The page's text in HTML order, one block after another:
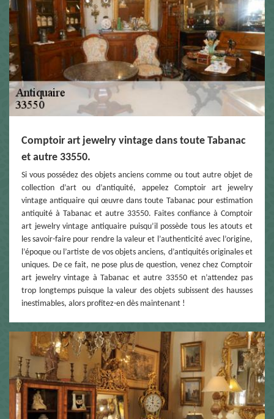
Comptoir art jewelry vintage dans toute Tabanac
et autre 33550.
Si vous possédez des objets anciens comme ou tout autre objet de
collection d’art ou d’antiquité, appelez Comptoir art jewelry
vintage antiquaire qui œuvre dans toute Tabanac pour estimation
antiquité à Tabanac et autre 33550. Faites confiance à Comptoir
art jewelry vintage antiquaire puisqu’il possède tous les atouts et
les savoir-faire pour rendre la valeur et l’authenticité avec l’origine,
l’époque ou l’artiste de vos objets anciens, d’antiquités originales et
uniques. De ce fait, ne pose plus de question, venez chez Comptoir
art jewelry vintage à Tabanac et autre 33550 et n’attendez pas
trop longtemps puisque la valeur des objets subissent des hausses
inestimables, alors profitez-en dès maintenant !